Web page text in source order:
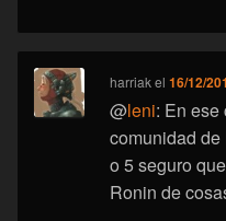
harriakel16/12/
@leni: En ese
comunidad
o 5 seguro
Ronin de